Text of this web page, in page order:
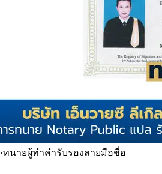
·ทนายผู้ทำคำรับรองลายมือชื่อ